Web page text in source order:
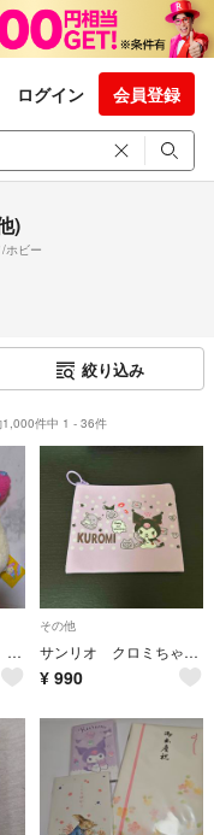
ログイン 会員登録
)
ホビー
絞り込み
1,000件中 1 - 36件
サンリオ ウサハナ ずっと大好きウサハナ バースデー フェイス形 クッション
その他
サンリオ クロミちゃん ポーチ コインケース 小物入れ 小銭入れ Sanrio マイメロ プレゼント
¥ 990